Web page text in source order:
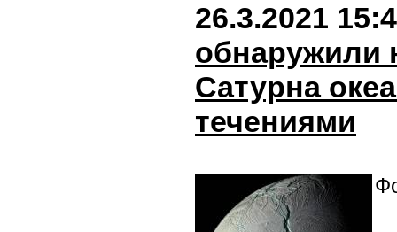
26.3.2021
обнаружили
Сатурна
течениями